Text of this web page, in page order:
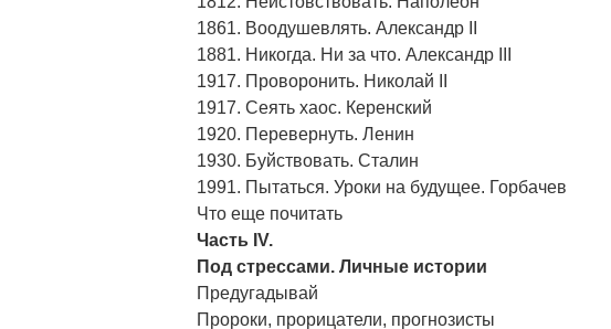
1861. Воодушевлять. Александр II
1881. Никогда. Ни за что. Александр III
1917. Проворонить. Николай II
1917. Сеять хаос. Керенский
1920. Перевернуть. Ленин
1930. Буйствовать. Сталин
1991. Пытаться. Уроки на будущее. Горбачев
Что еще почитать
Часть IV.
Под стрессами. Личные истории
Предугадывай
Пророки, прорицатели, прогнозисты